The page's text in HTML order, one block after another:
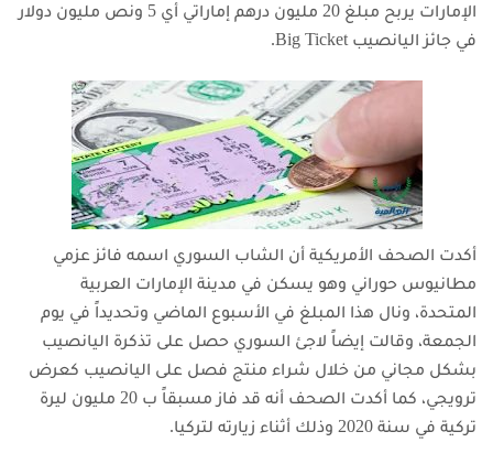
الإمارات يربح مبلغ 20 مليون درهم إماراتي أي 5 ونص مليون دولار
في جائز اليانصيب Big Ticket.
أكدت الصحف الأمريكية أن الشاب السوري اسمه فائز عزمي
مطانيوس حوراني وهو يسكن في مدينة الإمارات العربية
المتحدة، ونال هذا المبلغ في الأسبوع الماضي وتحديداً في يوم
الجمعة، وقالت إيضاً لاجئ السوري حصل على تذكرة اليانصيب
بشكل مجاني من خلال شراء منتج فصل على اليانصيب كعرض
ترويجي، كما أكدت الصحف أنه قد فاز مسبقاً ب 20 مليون ليرة
تركية في سنة 2020 وذلك أثناء زيارته لتركيا.